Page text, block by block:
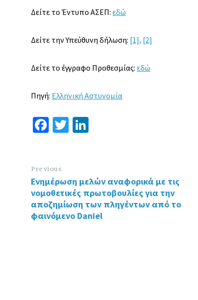
Δείτε το Έντυπο ΑΣΕΠ: εδώ
Δείτε την Υπεύθυνη δήλωση: [1], [2]
Δείτε το έγγραφο Προθεσμίας: εδώ
Πηγή: Ελληνική Αστυνομία
Fa
o
o
k
T
dI
n
Previous
Ενημέρωση μελών αναφορικά με τις
νομοθετικές πρωτοβουλίες για την
αποζημίωση των πληγέντων από το
φαινόμενο Daniel